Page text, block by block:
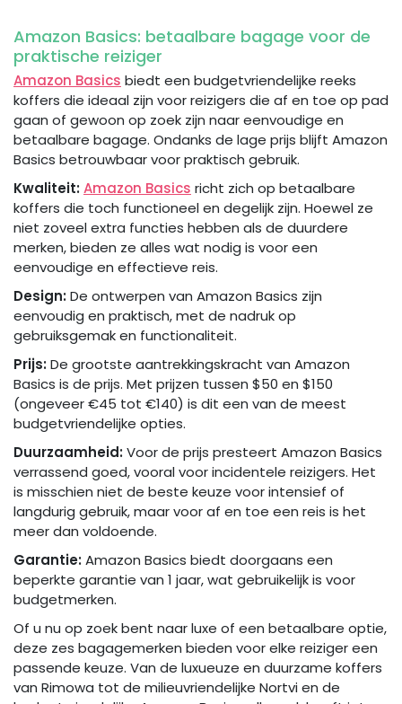
Amazon Basics: betaalbare bagage voor de
praktische reiziger
Amazon Basics biedt een budgetvriendelijke reeks
koffers die ideaal zijn voor reizigers die af en toe op pad
gaan of gewoon op zoek zijn naar eenvoudige en
betaalbare bagage. Ondanks de lage prijs blijft Amazon
Basics betrouwbaar voor praktisch gebruik.
Kwaliteit:Amazon Basics richt zich op betaalbare
koffers die toch functioneel en degelijk zijn. Hoewel ze
niet zoveel extra functies hebben als de duurdere
merken, bieden ze alles wat nodig is voor een
eenvoudige en effectieve reis.
Design:De ontwerpen van Amazon Basics zijn
eenvoudig en praktisch, met de nadruk op
gebruiksgemak en functionaliteit.
Prijs:De grootste aantrekkingskracht van Amazon
Basics is de prijs. Met prijzen tussen $50 en $150
(ongeveer €45 tot €140) is dit een van de meest
budgetvriendelijke opties.
Duurzaamheid:Voor de prijs presteert Amazon Basics
verrassend goed, vooral voor incidentele reizigers. Het
is misschien niet de beste keuze voor intensief of
langdurig gebruik, maar voor af en toe een reis is het
meer dan voldoende.
Garantie:Amazon Basics biedt doorgaans een
beperkte garantie van 1 jaar, wat gebruikelijk is voor
budgetmerken.
Of u nu op zoek bent naar luxe of een betaalbare optie,
deze zes bagagemerken bieden voor elke reiziger een
passende keuze. Van de luxueuze en duurzame koffers
van Rimowa tot de milieuvriendelijke Nortvi en de